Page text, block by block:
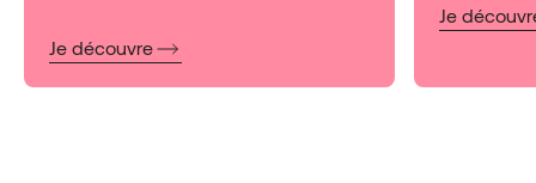
Je découvre
:
EDN
Je
:
EDN
3